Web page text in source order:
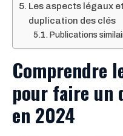
Les aspects légaux
duplication des clés
Publications
Comprendre
pour faire un
en 2024